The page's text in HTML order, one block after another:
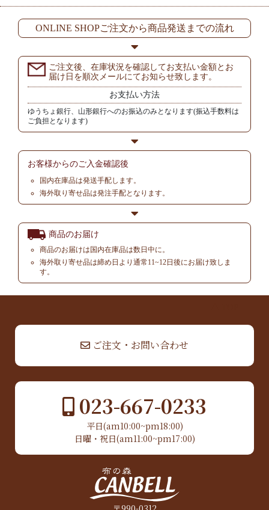
ONLINE SHOPご注文から商品発送までの流れ
ご注文後、在庫状況を確認してお支払い金額とお
届け日を順次メールにてお知らせ致します。
お支払い方法
ゆうちょ銀行、山形銀行へのお振込のみとなります(振込手数料は
ご負担となります)
お客様からのご入金確認後
国内在庫品は発送手配します。
海外取り寄せ品は発注手配となります。
商品のお届け
商品のお届けは国内在庫品は数日中に。
海外取り寄せ品は締め日より通常11~12日後にお届け致しま
す。
ご注文・お問い合わせ
023-667-0233
平日(am10:00~pm18:00)
日曜・祝日(am11:00~pm17:00)